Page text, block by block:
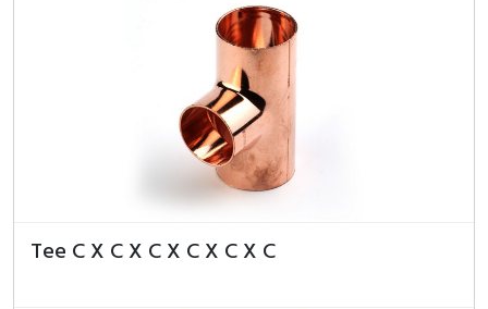
Tee C X C X C X C X C X C